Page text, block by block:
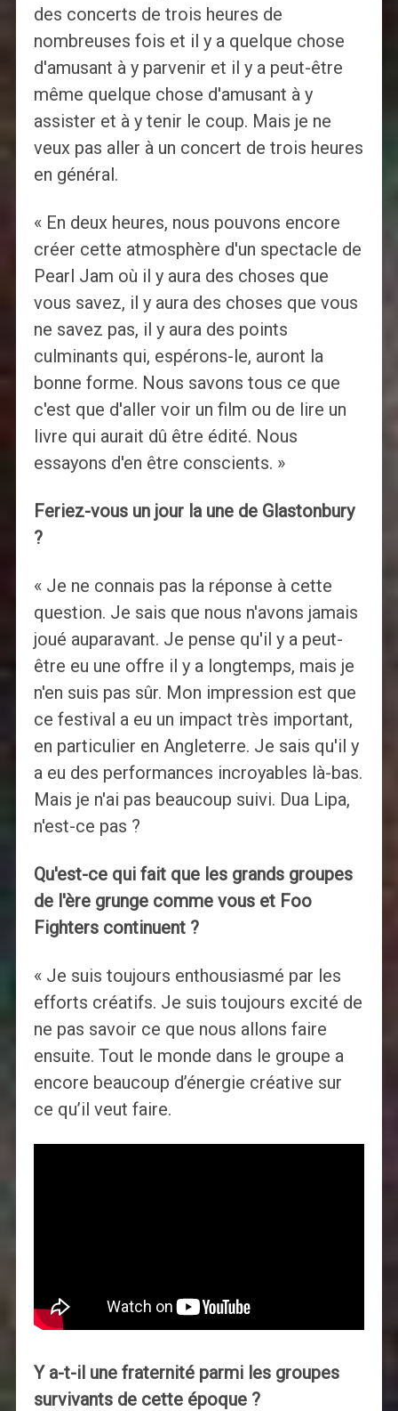
des concerts de trois heures de
nombreuses fois et il y a quelque chose
d'amusant à y parvenir et il y a peut-être
même quelque chose d'amusant à y
assister et à y tenir le coup. Mais je ne
veux pas aller à un concert de trois heures
en général.
« En deux heures, nous pouvons encore
créer cette atmosphère d'un spectacle de
Pearl Jam où il y aura des choses que
vous savez, il y aura des choses que vous
ne savez pas, il y aura des points
culminants qui, espérons-le, auront la
bonne forme. Nous savons tous ce que
c'est que d'aller voir un film ou de lire un
livre qui aurait dû être édité. Nous
essayons d'en être conscients. »
Feriez-vous un jour la une de Glastonbury
?
« Je ne connais pas la réponse à cette
question. Je sais que nous n'avons jamais
joué auparavant. Je pense qu'il y a peut-
être eu une offre il y a longtemps, mais je
n'en suis pas sûr. Mon impression est que
ce festival a eu un impact très important,
en particulier en Angleterre. Je sais qu'il y
a eu des performances incroyables là-bas.
Mais je n'ai pas beaucoup suivi. Dua Lipa,
n'est-ce pas ?
Qu'est-ce qui fait que les grands groupes
de l'ère grunge comme vous et Foo
Fighters continuent ?
« Je suis toujours enthousiasmé par les
efforts créatifs. Je suis toujours excité de
ne pas savoir ce que nous allons faire
ensuite. Tout le monde dans le groupe a
encore beaucoup d’énergie créative sur
ce qu’il veut faire.
Y a-t-il une fraternité parmi les groupes
survivants de cette époque ?